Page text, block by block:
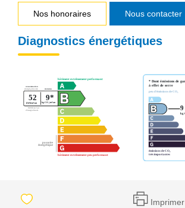
Nos honoraires Nous contacter
Diagnostics énergétiques
Imprimer